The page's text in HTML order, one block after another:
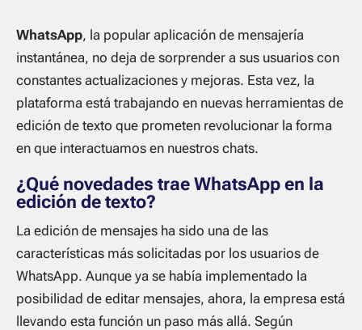
WhatsApp, la popular aplicación de mensajería
instantánea, no deja de sorprender a sus usuarios con
constantes actualizaciones y mejoras. Esta vez, la
plataforma está trabajando en nuevas herramientas de
edición de texto que prometen revolucionar la forma
en que interactuamos en nuestros chats.
¿Qué novedades trae WhatsApp en la
edición de texto?
La edición de mensajes ha sido una de las
características más solicitadas por los usuarios de
WhatsApp. Aunque ya se había implementado la
posibilidad de editar mensajes, ahora, la empresa está
llevando esta función un paso más allá. Según